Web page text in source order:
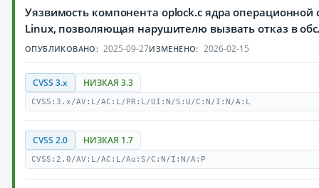
Уязвимость компонента oplock.c ядра операционной
Linux, позволяющая нарушителю вызвать отказ в
ОПУБЛИКОВАНО: 2025-09-27ИЗМЕНЕНО: 2026-02-15
CVSS 3.x НИЗКАЯ 3.3
CVSS:3.x/AV:L/AC:L/PR:L/UI:N/S:U/C:N/I:N/A:L
CVSS 2.0 НИЗКАЯ 1.7
CVSS:2.0/AV:L/AC:L/Au:S/C:N/I:N/A:P